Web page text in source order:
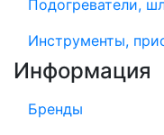
Подогреватели,
Инструменты,
Информация
Бренды